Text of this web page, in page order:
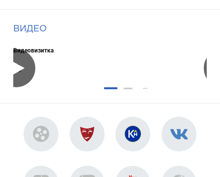
ВИДЕО
Видеовизитка